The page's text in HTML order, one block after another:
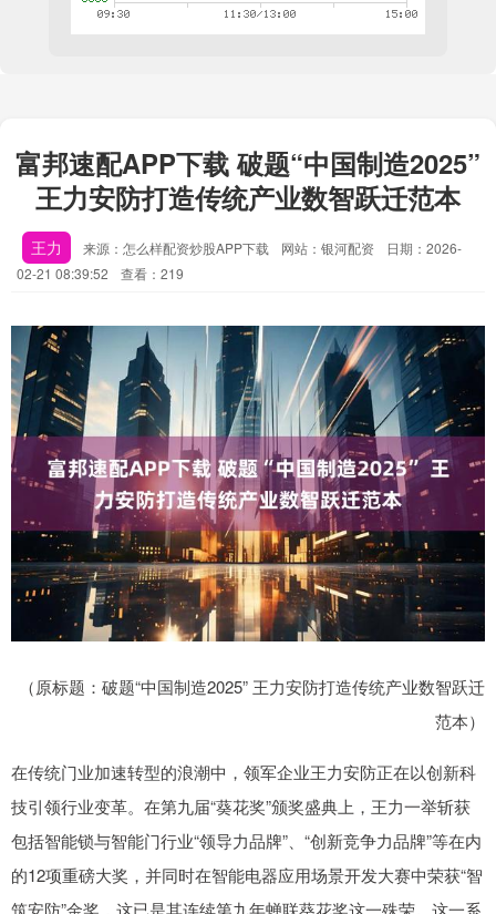
富邦速配APP下载 破题“中国制造2025”
王力安防打造传统产业数智跃迁范本
王力 来源：怎么样配资炒股APP下载 网站：银河配资
日期：2026-
02-21 08:39:52
查看：219
（原标题：破题“中国制造2025” 王力安防打造传统产业数智跃迁
范本）
在传统门业加速转型的浪潮中，领军企业王力安防正在以创新科
技引领行业变革。在第九届“葵花奖”颁奖盛典上，王力一举斩获
包括智能锁与智能门行业“领导力品牌”、“创新竞争力品牌”等在内
的12项重磅大奖，并同时在智能电器应用场景开发大赛中荣获“智